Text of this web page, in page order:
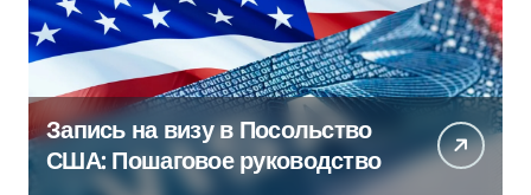
Запись на визу в Посольство
США: Пошаговое руководство